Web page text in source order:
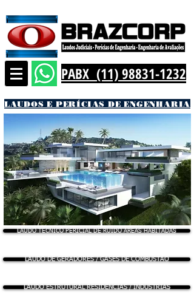
PABX (11) 98831-1232
LAUDOS E PERÍCIAS DE ENGENHARIA
LAUDO TÉCNICO PERICIAL DE RUÍDO ÁREAS HABITADAS
LAUDO DE GERADORES / GASES DE COMBUSTÃO
LAUDO ESTRUTURAL RESIDÊNCIAS / INDUSTRIAS